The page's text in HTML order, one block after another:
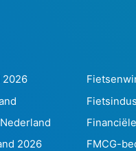
2026
2026
FMCG-